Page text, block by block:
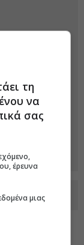
τη
να
σας
έρευνα
μιας